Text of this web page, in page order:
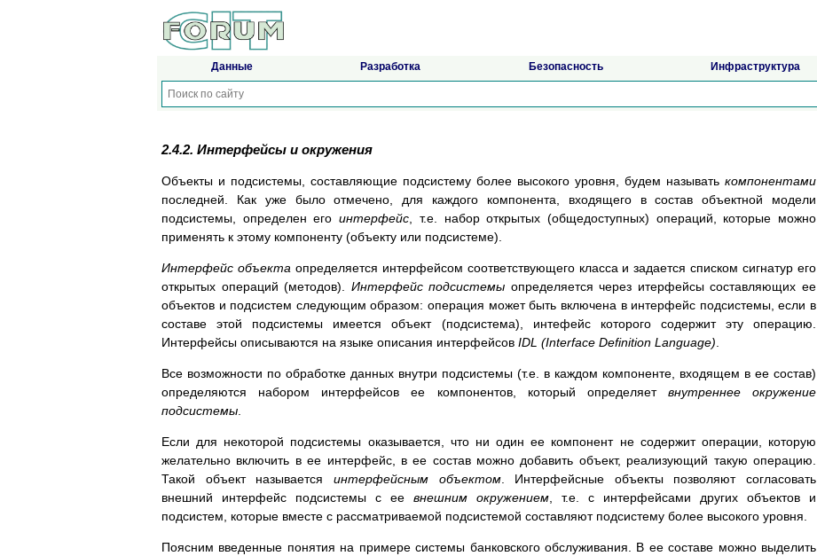
Данные Разработка Безопасность Инфраструктура
2.4.2. Интерфейсы и окружения
Объекты и подсистемы, составляющие подсистему более высокого уровня, будем называть компонентами
последней. Как уже было отмечено, для каждого компонента, входящего в состав объектной модели
подсистемы, определен егоинтерфейс , т.е. набор открытых (общедоступных) операций, которые можно
применять к этому компоненту (объекту или подсистеме).
Интерфейс объекта определяется интерфейсом соответствующего класса и задается списком сигнатур его
открытых операций (методов). Интерфейс подсистемы определяется через итерфейсы составляющих ее
объектов и подсистем следующим образом: операция может быть включена в интерфейс подсистемы, если в
составе этой подсистемы имеется объект (подсистема), интефейс которого содержит эту операцию.
Интерфейсы описываются на языке описания интерфейсов IDL (Interface Definition Language)
Все возможности по обработке данных внутри подсистемы (т.е. в каждом компоненте, входящем в ее состав)
определяются набором интерфейсов ее компонентов, который определяет внутреннее окружение
подсистемы
Если для некоторой подсистемы оказывается, что ни один ее компонент не содержит операции, которую
желательно включить в ее интерфейс, в ее состав можно добавить объект, реализующий такую операцию.
Такой объект называется интерфейсным объектом. Интерфейсные объекты позволяют согласовать
внешний интерфейс подсистемы с ее внешним окружением , т.е. с интерфейсами других объектов и
подсистем, которые вместе с рассматриваемой подсистемой составляют подсистему более высокого уровня.
Поясним введенные понятия на примере системы банковского обслуживания. В ее составе можно выделить